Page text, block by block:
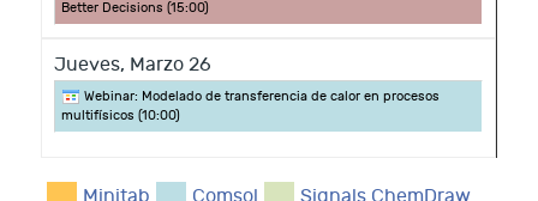
Better Decisions (15:00)
Jueves, Marzo 26
Webinar: Modelado de transferencia de calor en procesos
multifísicos (10:00)